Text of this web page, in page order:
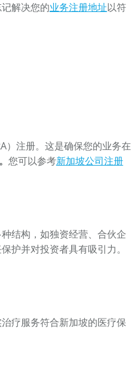
解决您的业务注册地址以符
）注册。这是确保您的业务在
您可以参考新加坡公司注册
结构，如独资经营、合伙企
护并对投资者具有吸引力。
疗服务符合新加坡的医疗保